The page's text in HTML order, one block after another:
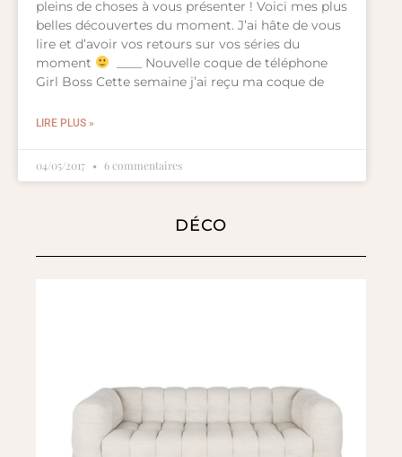
pleins de choses à vous présenter ! Voici mes plus
belles découvertes du moment. J’ai hâte de vous
lire et d’avoir vos retours sur vos séries du
moment
____ Nouvelle coque de téléphone
Girl Boss Cette semaine j’ai reçu ma coque de
LIRE PLUS »
04/05/2017 6 commentaires
DÉCO